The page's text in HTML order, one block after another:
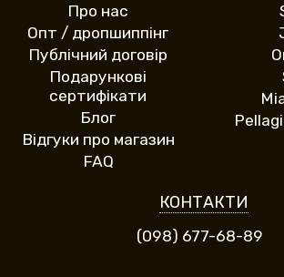
Про нас
Опт / дропшиппінг
Публічний договір
Подарункові
сертифікати
Блог
Відгуки про магазин
FAQ
КОНТАКТИ
(098) 677-68-89